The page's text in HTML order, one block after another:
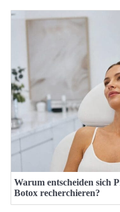
Warum entscheiden sich
Botox recherchieren?